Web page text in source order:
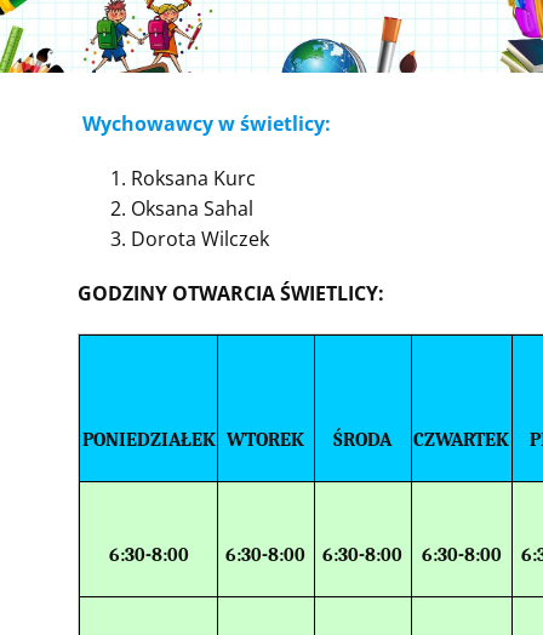
Wychowawcy w świetlicy:
Roksana Kurc
Oksana Sahal
Dorota Wilczek
GODZINY OTWARCIA ŚWIETLICY:
PONIEDZIAŁEK WTOREK ŚRODA CZWARTEK
6:30-8:00 6:30-8:00 6:30-8:00 6:30-8:00